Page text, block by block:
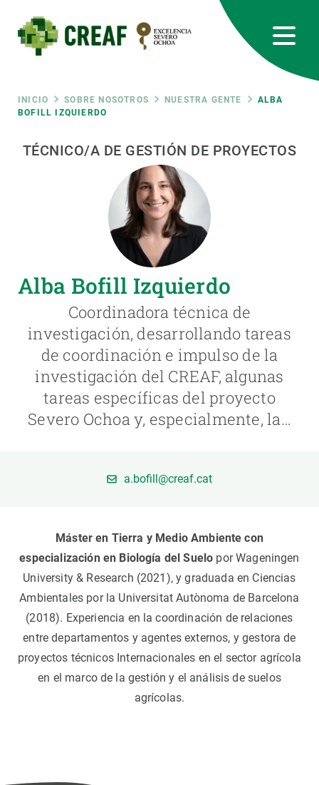
contenido
principal
Ruta
de
navegación
INICIO SOBRE NOSOTROS NUESTRA GENTE
ALBA
BOFILL IZQUIERDO
TÉCNICO/A DE GESTIÓN DE PROYECTOS
Alba Bofill Izquierdo
Coordinadora técnica de
investigación, desarrollando tareas
de coordinación e impulso de la
investigación del CREAF, algunas
tareas específicas del proyecto
Severo Ochoa y, especialmente, la…
a.bofill@creaf.cat
Máster en Tierra y Medio Ambiente con
especialización en Biología del Suelo por Wageningen
University & Research (2021), y graduada en Ciencias
Ambientales por la Universitat Autònoma de Barcelona
(2018). Experiencia en la coordinación de relaciones
entre departamentos y agentes externos, y gestora de
proyectos técnicos Internacionales en el sector agrícola
en el marco de la gestión y el análisis de suelos
agrícolas.
RRSS
Featured
responsive
Responsive
CIENCIA EN ACCIÓN
ÚNETE A NOSOTROS
PARTICIPA
NOTICIAS Y AGENDA